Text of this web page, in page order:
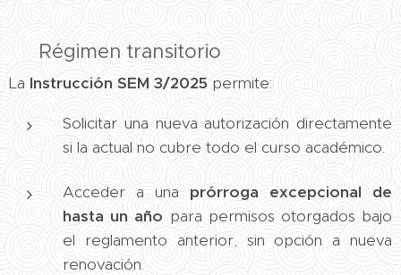
📜 Régimen transitorio
La Instrucción SEM 3/2025 permite:
Solicitar una nueva autorización directamente
si la actual no cubre todo el curso académico.
Acceder a una prórroga excepcional de
hasta un año para permisos otorgados bajo
el reglamento anterior, sin opción a nueva
renovación.